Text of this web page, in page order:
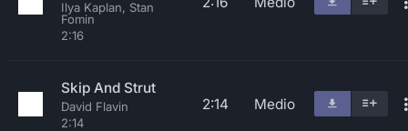
Ilya Kaplan, Stan
Fomin
2:16
Skip And Strut
David Flavin
2:14
2:14 Medio